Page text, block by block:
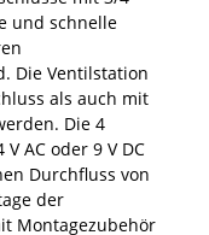
und schnelle
Die Ventilstation
als auch mit
Die 4
AC oder 9 V DC
Durchfluss von
der
Montagezubehör